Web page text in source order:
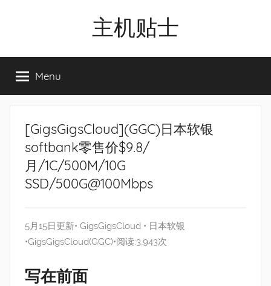
主机贴士
工|BandwagonHost
VPS|Vps|
主
Menu
[GigsGigsCloud](GGC)日本软银
softbank零售价$9.8/
月/1C/500M/10G
SSD/500G@100Mbps
5月15日更新• GigsGigsCloud • 日本软银
•GigsGigsCloud(GGC)•阅读:3,943次
写在前面